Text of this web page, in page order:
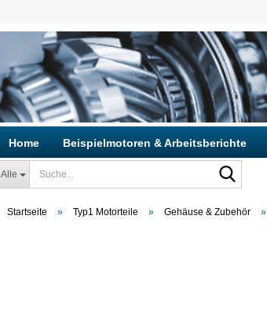
Alle
Home Beispielmotoren & Arbeitsberichte
Startseite » Typ1 Motorteile » Gehäuse & Zubehör »